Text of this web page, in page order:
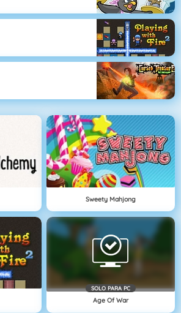
Sweety Mahjong
SOLO PARA PC
Age Of War